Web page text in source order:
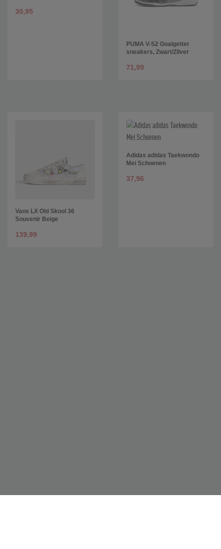
30,95
PUMA V-S2 Goalgetter
sneakers, Zwart/Zilver
71,99
Vans LX Old Skool 36
Souvenir Beige
139,99
Adidas adidas Taekwondo
Mei Schoenen
37,96